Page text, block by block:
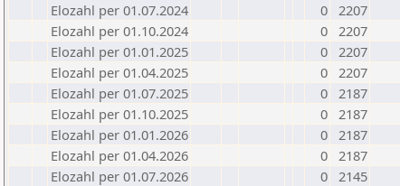
Elozahl per 01.07.2024
0 2207
Elozahl per 01.10.2024
0 2207
Elozahl per 01.01.2025
0 2207
Elozahl per 01.04.2025
0 2207
Elozahl per 01.07.2025
0 2187
Elozahl per 01.10.2025
0 2187
Elozahl per 01.01.2026
0 2187
Elozahl per 01.04.2026
0 2187
Elozahl per 01.07.2026
0 2145